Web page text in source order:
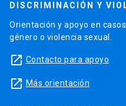
DISCRIMINACIÓN Y
Orientación y apoyo en
género o violencia sexual.
launch Contacto para apoyo
launch Más orientación